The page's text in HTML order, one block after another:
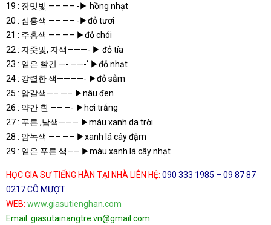
19 : 장밋빛 —– —– -▶ hồng nhạt
20 : 심홍색 —– —– -▶đỏ tươi
21 : 주홍색 —– —– ▶đỏ chói
22 : 자줏빛, 자색———- ▶ đỏ tía
23 : 옅은 빨간 —- ——-‘ ▶đỏ nhạt
24 : 강렬한 색————- ▶đỏ sẫm
25 : 암갈색—– —– ▶nâu đen
26 : 약간 흰 —– —- ▶hơi trắng
27 : 푸른 ,남색——— ▶màu xanh da trời
28 : 암녹색 —– —– ▶xanh lá cây đậm
29 : 옅은 푸른 색—– ▶màu xanh lá cây nhạt
HỌC GIA SƯ TIẾNG HÀN TẠI NHÀ LIÊN HỆ: 090 333 1985 – 09 87 87
0217 CÔ MƯỢT
WEB: www.giasutienghan.com
Email: giasutainangtre.vn@gmail.com